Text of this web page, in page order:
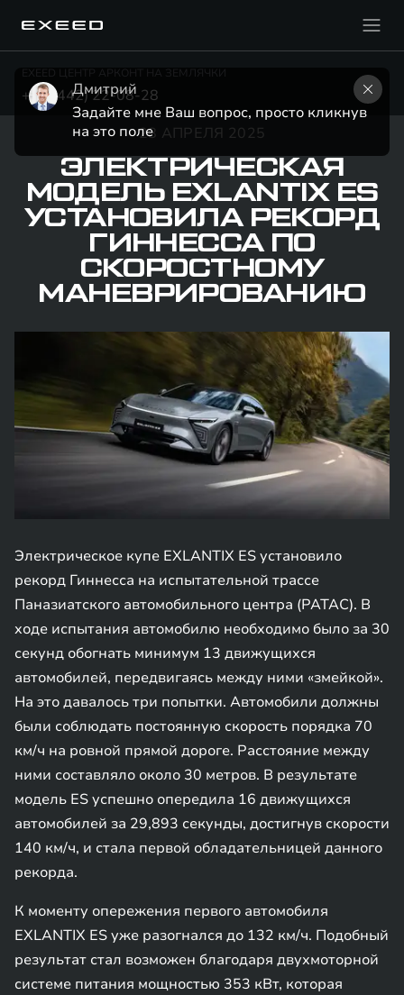
EXEED ЦЕНТР АРКОНТ НА ЗЕМЛЯЧКИ
+7 (8442) 22-08-28
28 АПРЕЛЯ 2025
ЭЛЕКТРИЧЕСКАЯ
МОДЕЛЬ EXLANTIX ES
УСТАНОВИЛА РЕКОРД
ГИННЕССА ПО
СКОРОСТНОМУ
МАНЕВРИРОВАНИЮ
Электрическое купе EXLANTIX ES установило
рекорд Гиннесса на испытательной трассе
Паназиатского автомобильного центра (PATAC). В
ходе испытания автомобилю необходимо было за 30
секунд обогнать минимум 13 движущихся
автомобилей, передвигаясь между ними «змейкой».
На это давалось три попытки. Автомобили должны
были соблюдать постоянную скорость порядка 70
км/ч на ровной прямой дороге. Расстояние между
ними составляло около 30 метров. В результате
модель ES успешно опередила 16 движущихся
автомобилей за 29,893 секунды, достигнув скорости
140 км/ч, и стала первой обладательницей данного
рекорда.
К моменту опережения первого автомобиля
EXLANTIX ES уже разогнался до 132 км/ч. Подобный
результат стал возможен благодаря двухмоторной
системе питания мощностью 353 кВт, которая
Дмитрий
Задайте мне Ваш вопрос, просто кликнув
на это поле